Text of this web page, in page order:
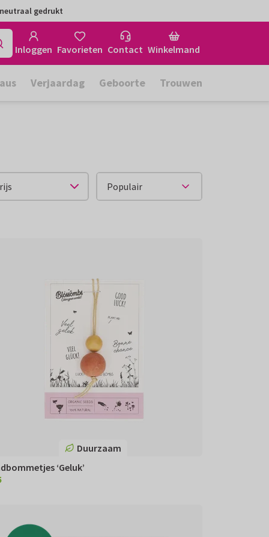
gedrukt
Inloggen Favorieten Contact Winkelmand
Verjaardag Geboorte Trouwen
Duurzaam
‘Geluk’